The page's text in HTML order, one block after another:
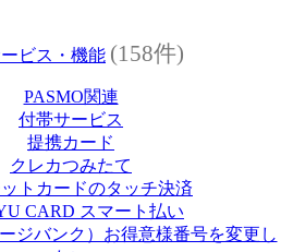
ビス・機能 (158件)
PASMO関連
付帯サービス
提携カード
クレカつみたて
トカードのタッチ決済
CARD スマート払い
ジバンク）お得意様番号を変更し